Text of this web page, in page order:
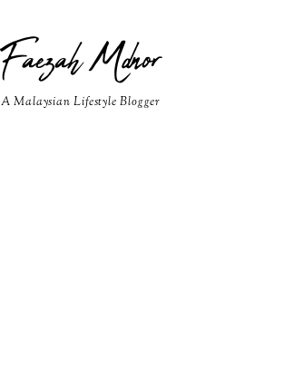
Faezah Mdnor
A Malaysian Lifestyle Blogger